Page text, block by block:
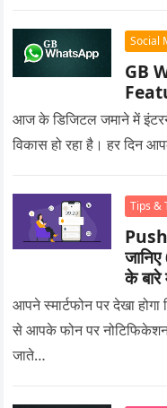
Social
GB
आज के डिजिटल जमाने में
विकास हो रहा है। हर दिन
Tips &
के बारे
आपने स्मार्टफोन पर देखा
से आपके फोन पर
जाते…